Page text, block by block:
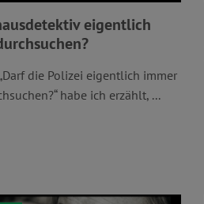
eigentlich
die Polizei eigentlich immer
habe ich erzählt, ...